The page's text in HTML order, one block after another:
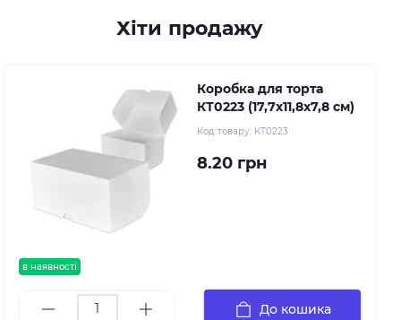
Хіти продажу
в наявності
Коробка для торта
КТ0223 (17,7х11,8х7,8 см)
Код товару: КТ0223
8.20 грн
До кошика